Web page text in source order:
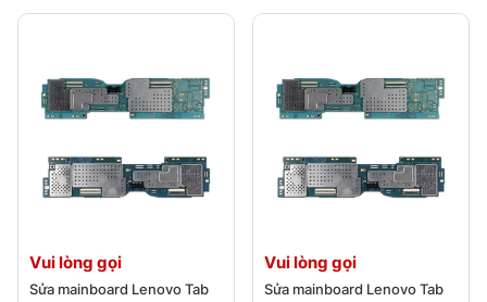
Vui lòng gọi
Sửa mainboard Lenovo Tab
Vui lòng gọi
Sửa mainboard Lenovo Tab